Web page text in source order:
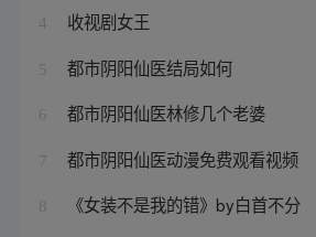
4 收视剧女王
5 都市阴阳仙医结局如何
6 都市阴阳仙医林修几个老婆
7 都市阴阳仙医动漫免费观看视频
8 《女装不是我的错》by白首不分